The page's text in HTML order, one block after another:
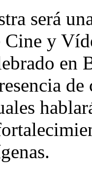
será
y
en